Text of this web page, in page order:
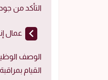
التأكد من
عمال
الوصف
القيام